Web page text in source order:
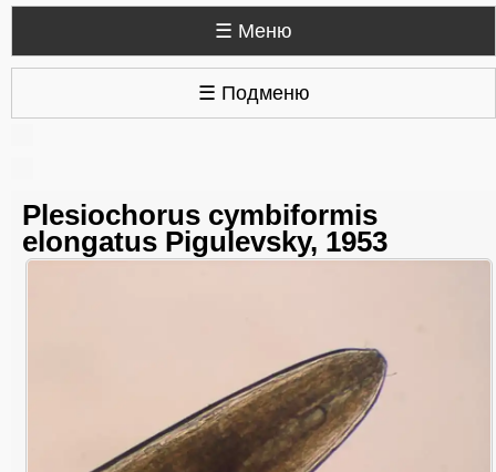
☰ Меню
☰ Подменю
Plesiochorus cymbiformis
elongatus Pigulevsky, 1953